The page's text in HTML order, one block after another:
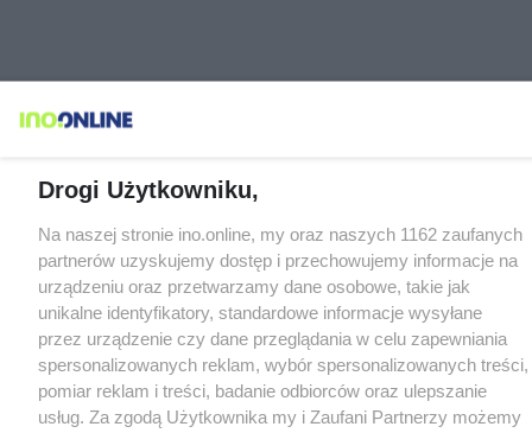
Drogi Użytkowniku,
Na naszej stronie ino.online, my oraz naszych 1162 zaufanych
partnerów uzyskujemy dostęp i przechowujemy informacje na
urządzeniu oraz przetwarzamy dane osobowe, takie jak
unikalne identyfikatory, standardowe informacje wysyłane
przez urządzenie czy dane przeglądania w celu zapewniania
spersonalizowanych reklam, wybór spersonalizowanych treści,
pomiar reklam i treści, badanie odbiorców oraz ulepszanie
usług. Za zgodą Użytkownika my i Zaufani Partnerzy możemy